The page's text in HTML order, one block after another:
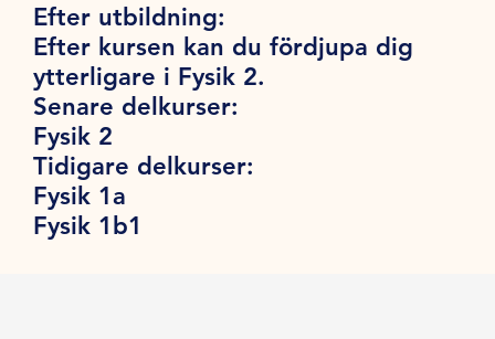
Efter utbildning:
Efter kursen kan du fördjupa dig
ytterligare i Fysik 2.
Senare delkurser:
Fysik 2
Tidigare delkurser:
Fysik 1a
Fysik 1b1